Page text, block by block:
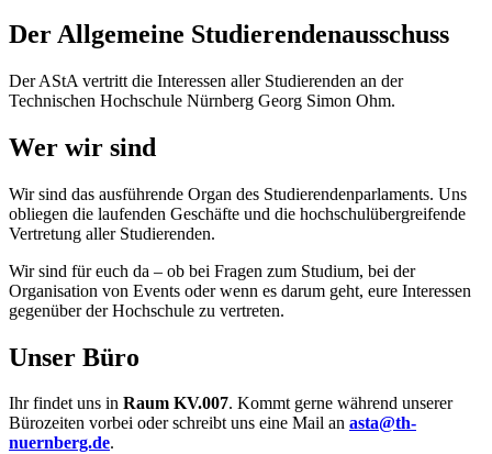
Der Allgemeine Studierendenausschuss
Der AStA vertritt die Interessen aller Studierenden an der
Technischen Hochschule Nürnberg Georg Simon Ohm.
Wer wir sind
Wir sind das ausführende Organ des Studierendenparlaments. Uns
obliegen die laufenden Geschäfte und die hochschulübergreifende
Vertretung aller Studierenden.
Wir sind für euch da – ob bei Fragen zum Studium, bei der
Organisation von Events oder wenn es darum geht, eure Interessen
gegenüber der Hochschule zu vertreten.
Unser Büro
Ihr findet uns in Raum KV.007. Kommt gerne während unserer
Bürozeiten vorbei oder schreibt uns eine Mail an asta@th-
nuernberg.de.